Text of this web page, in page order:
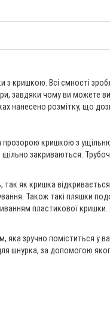
кришкою. Всі ємності
завдяки чому ви можете
нанесено розмітку, що
кришкою з
закриваються.
як кришка
Також такі пляшки
пластикової
зручно поміститься у
шнурка, за допомогою